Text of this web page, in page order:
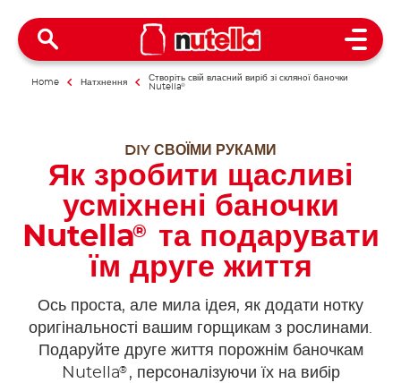
Open
Home Натхнення
Створіть свій власний виріб зі скляної баночки
Nutella®
DIY СВОЇМИ РУКАМИ
Як зробити щасливі
усміхнені баночки
Nutella®
та подарувати
їм друге життя
Ось проста, але мила ідея, як додати нотку
оригінальності вашим горщикам з рослинами.
Подаруйте друге життя порожнім баночкам
Nutella® , персоналізуючи їх на вибір